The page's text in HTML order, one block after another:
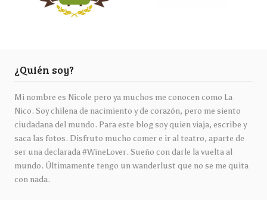
¿Quién soy?
Mi nombre es Nicole pero ya muchos me conocen como La
Nico. Soy chilena de nacimiento y de corazón, pero me siento
ciudadana del mundo. Para este blog soy quien viaja, escribe y
saca las fotos. Disfruto mucho comer e ir al teatro, aparte de
ser una declarada #WineLover. Sueño con darle la vuelta al
mundo. Últimamente tengo un wanderlust que no se me quita
con nada.